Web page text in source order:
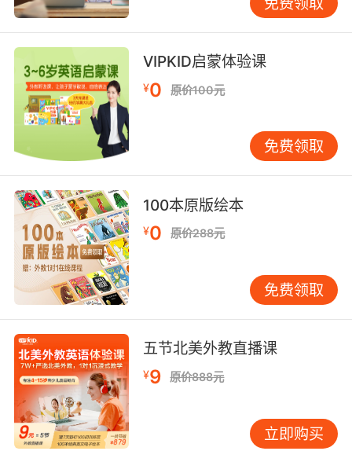
历史纪录片展示以及角色扮演等互动方式，让学
生仿佛穿越时空，亲身感受英语国家历史的波澜
壮阔。学生们可以模拟英国议会辩论的场景，体
会民主决策的过程；或者扮演美国独立战争时期
的战士，深入了解那段争取自由的艰难历程。这
种沉浸式的学习体验，不仅使历史知识变得鲜活
有趣，更让学生深刻理解了英语国家文化的根源
和发展脉络。 民俗风情与传统节日 英语国家的民
俗风情和传统节日是其文化的重要组成部分，蕴
含着丰富的文化内涵和民族精神。英国的下午茶
文化，不仅仅是一种饮茶习惯，更是一种社交礼
仪和生活方式的体现。在下午茶时间，人们身着
正装，围坐在精美的茶几旁，品尝着精致的点心
和香浓的红茶，进行着优雅的交谈。这一习俗反
映了英国人对生活品质的追求和对社交礼仪的重
视。而美国的感恩节，则源于早期移民对上帝恩
赐和原住民帮助的感激之情。在这一天，家家户
户都会准备丰盛的晚餐，包括烤火鸡、南瓜饼等
传统美食，亲朋好友相聚一堂，共同庆祝丰收和
团圆。 VIPKID 的文化体验课精心设计了各种与
民俗风情和传统节日相关的活动。例如，在讲解
英国下午茶文化时，老师会详细介绍下午茶的起
VIPKID启蒙体验课
¥0 原价100元
免费领取
100本原版绘本
¥0 原价288元
免费领取
五节北美外教直播课
¥9 原价888元
立即购买